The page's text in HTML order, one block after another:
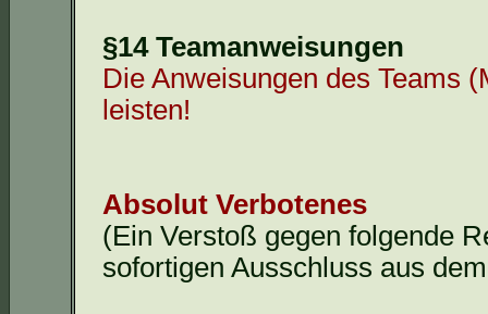
§14 Teamanweisungen
Die Anweisungen des Teams
leisten!
Absolut Verbotenes
(Ein Verstoß gegen folgende
sofortigen Ausschluss aus